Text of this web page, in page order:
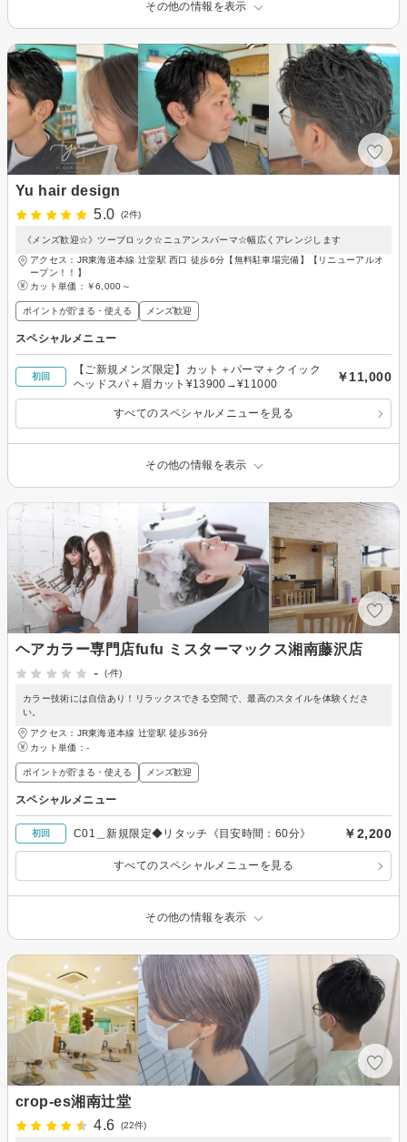
その他の情報を表示
Yu hair design
5.0
(2件)
《メンズ歓迎☆》ツーブロック☆ニュアンスパーマ☆幅広くアレンジします
アクセス：JR東海道本線 辻堂駅 西口 徒歩6分【無料駐車場完備】【リニューアルオ
ープン！！】
カット単価： ￥6,000～
ポイントが貯まる・使える メンズ歓迎
スペシャルメニュー
初回
【ご新規メンズ限定】カット＋パーマ＋クイック
ヘッドスパ＋眉カット¥13900→¥11000
￥11,000
すべてのスペシャルメニューを見る
その他の情報を表示
ヘアカラー専門店fufu ミスターマックス湘南藤沢店
-
(-件)
カラー技術には自信あり！リラックスできる空間で、最高のスタイルを体験くださ
い。
アクセス：JR東海道本線 辻堂駅 徒歩36分
カット単価： -
ポイントが貯まる・使える メンズ歓迎
スペシャルメニュー
初回 C01＿新規限定◆リタッチ《目安時間：60分》 ￥2,200
すべてのスペシャルメニューを見る
その他の情報を表示
crop-es湘南辻堂
4.6
(22件)